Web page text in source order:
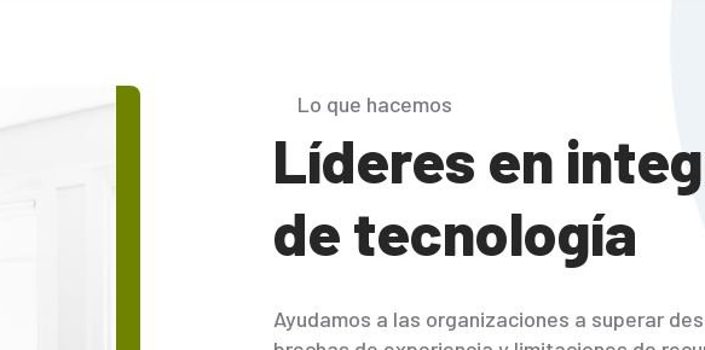
Lo que hacemos
Líderes en
de tecnología
Ayudamos a las organizaciones a superar